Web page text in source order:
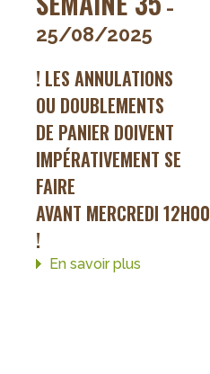
-
25/08/2025
! LES ANNULATIONS
OU DOUBLEMENTS
DE PANIER DOIVENT
IMPÉRATIVEMENT SE
FAIRE
AVANT MERCREDI 12H00
!
En savoir plus